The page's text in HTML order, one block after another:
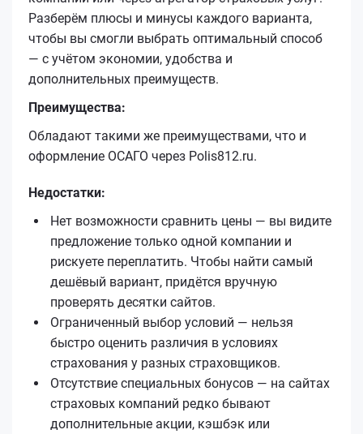
Разберём плюсы и минусы каждого варианта,
чтобы вы смогли выбрать оптимальный способ
— с учётом экономии, удобства и
дополнительных преимуществ.
Преимущества:
Обладают такими же преимуществами, что и
оформление ОСАГО через Polis812.ru.
Недостатки:
Нет возможности сравнить цены — вы видите
предложение только одной компании и
рискуете переплатить. Чтобы найти самый
дешёвый вариант, придётся вручную
проверять десятки сайтов.
Ограниченный выбор условий — нельзя
быстро оценить различия в условиях
страхования у разных страховщиков.
Отсутствие специальных бонусов — на сайтах
страховых компаний редко бывают
дополнительные акции, кэшбэк или